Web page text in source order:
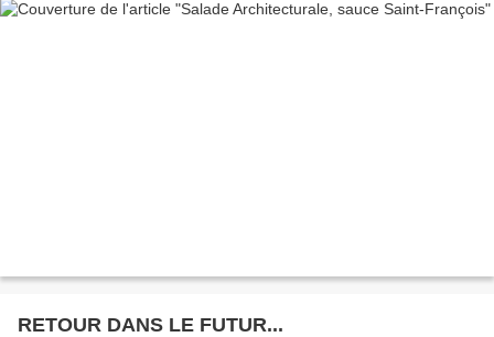
RETOUR DANS LE FUTUR...